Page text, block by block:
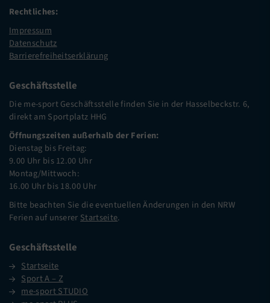
Rechtliches:
Impressum
Datenschutz
Barrierefreiheitserklärung
Geschäftsstelle
Die me-sport Geschäftsstelle finden Sie in der Hasselbeckstr. 6,
direkt am Sportplatz HHG
Öffnungszeiten außerhalb der Ferien:
Dienstag bis Freitag:
9.00 Uhr bis 12.00 Uhr
Montag/Mittwoch:
16.00 Uhr bis 18.00 Uhr
Bitte beachten Sie die eventuellen Änderungen in den NRW
Ferien auf unserer Startseite.
Geschäftsstelle
Startseite
Sport A – Z
me-sport STUDIO